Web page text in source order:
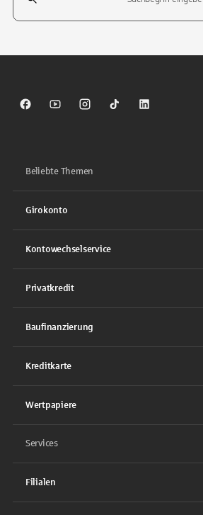
Sparkasse auf Facebook
Sparkasse auf Youtube
Sparkasse auf Instagram
Sparkasse auf TikTok
Sparkasse
Beliebte Themen
Girokonto
Kontowechselservice
Privatkredit
Baufinanzierung
Kreditkarte
Wertpapiere
Services
Filialen